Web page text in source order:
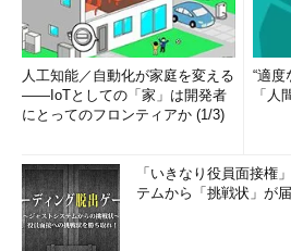
Windows Serverには「システム
い、は本当か？
Windowsから消えた「前回正常
リモートデスクトップ接続で端
イセンス
Hyper-V Server 2022って出る
なの？
人工知能／自動化が家庭を変える
――IoTとしての「家」は開発者
にとってのフロンティアか (1/3)
“適度
「人
「いきなり役員面接権
テムから「挑戦状」が